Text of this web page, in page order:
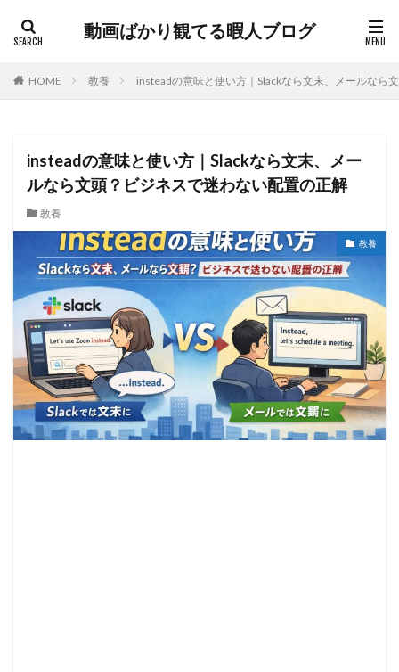
動画ばかり観てる暇人ブログ
HOME 教養 insteadの意味と使い方｜Slackなら文末、メールなら
insteadの意味と使い方｜Slackなら文末、メー
ルなら文頭？ビジネスで迷わない配置の正解
教養
教養